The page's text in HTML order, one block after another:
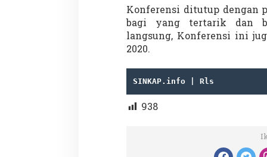
Konferensi ditutup dengan
bagi yang tertarik dan
langsung, Konferensi ini
2020.
SINKAP.info | Rls
938
Penembakan Tragis Charlie Kirk di
Utah: Pelaku Senapan Jarak Jauh
Demonstrasi
Nepal, PM